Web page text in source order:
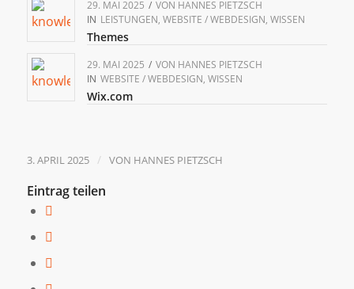
29. MAI 2025 / VON HANNES PIETZSCH
IN LEISTUNGEN, WEBSITE / WEBDESIGN, WISSEN
Themes
29. MAI 2025 / VON HANNES PIETZSCH
IN WEBSITE / WEBDESIGN, WISSEN
Wix.com
3. APRIL 2025 / VON HANNES PIETZSCH
Eintrag teilen